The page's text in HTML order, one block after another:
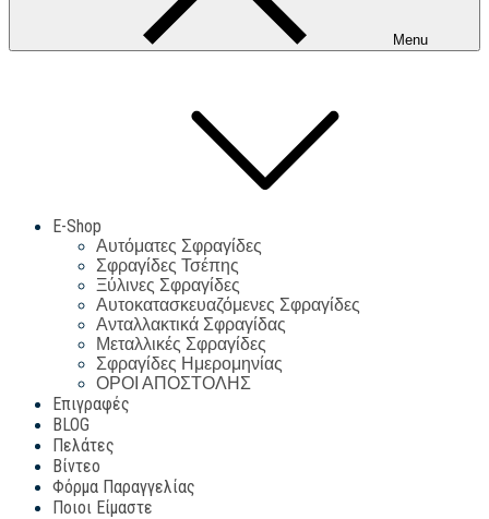
Menu
E-Shop
Αυτόματες Σφραγίδες
Σφραγίδες Τσέπης
Ξύλινες Σφραγίδες
Αυτοκατασκευαζόμενες Σφραγίδες
Ανταλλακτικά Σφραγίδας
Μεταλλικές Σφραγίδες
Σφραγίδες Ημερομηνίας
ΟΡΟΙ ΑΠΟΣΤΟΛΗΣ
Επιγραφές
BLOG
Πελάτες
Βίντεο
Φόρμα Παραγγελίας
Ποιοι Είμαστε